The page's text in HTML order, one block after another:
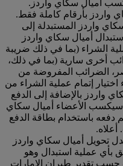
أميال سكاي واردز.
واردز بأرقام كاملة فقط.
واردز المستبدلة إلى
أميال سكاي واردز
الشراء (بما في ذلك ضريبة
أخرى سارية (بما في ذلك،
الضرائب المفروضة من
اختيار إتمام عملية الشراء من
واردز بالإضافة إلى الدفع
سيكسب الأعضاء أميال سكاي
دفعه باستخدام بطاقة الدفع
تحويل أميال سكاي واردز
بأي عملية استبدال وهو
حسب تقدير طيران الإمارات